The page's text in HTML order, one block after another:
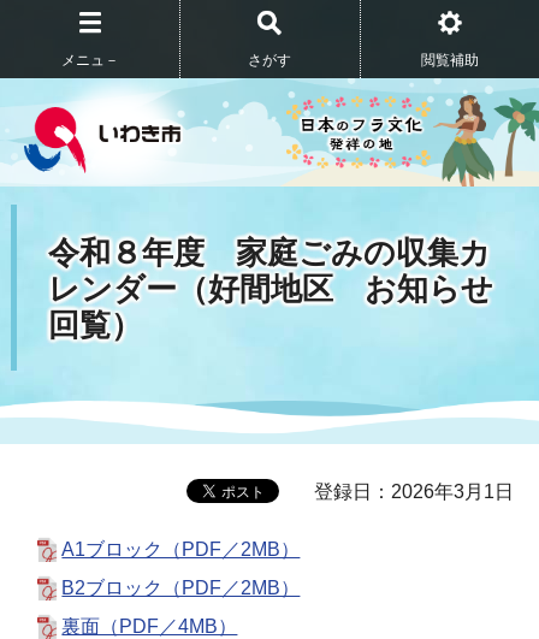
メニュ－ さがす 閲覧補助
令和８年度 家庭ごみの収集カ
レンダー（好間地区 お知らせ
回覧）
登録日：2026年3月1日
A1ブロック（PDF／2MB）
B2ブロック（PDF／2MB）
裏面（PDF／4MB）